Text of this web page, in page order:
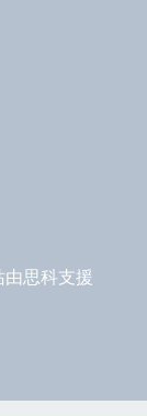
思科支援